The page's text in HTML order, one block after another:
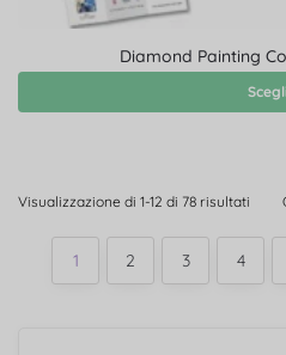
Diamond Painting
Scegli
Visualizzazione di 1-12 di 78 risultati
1 2 3 4